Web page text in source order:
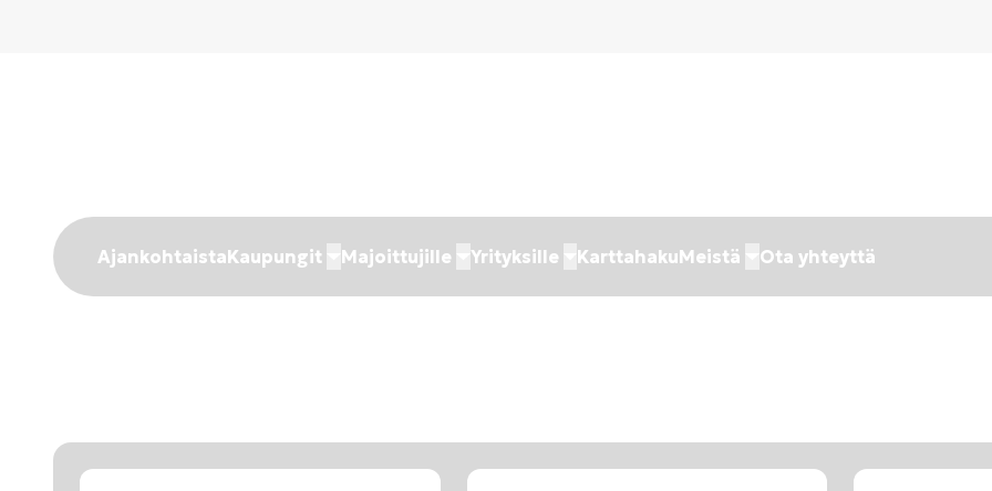
AjankohtaistaKaupungit Majoittujille Yrityksille KarttahakuMeistä Ota yhteyttä